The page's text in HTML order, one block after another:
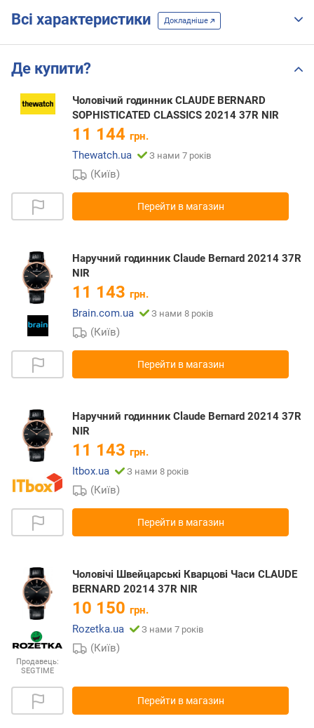
Всі характеристики Докладніше
Де купити?
Чоловічий годинник CLAUDE BERNARD
SOPHISTICATED CLASSICS 20214 37R NIR
11 144 грн.
Thewatch.ua
З нами 7 років
(Київ)
Перейти в магазин
Наручний годинник Claude Bernard 20214 37R
NIR
11 143 грн.
Brain.com.ua
З нами 8 років
(Київ)
Перейти в магазин
Наручний годинник Claude Bernard 20214 37R
NIR
11 143 грн.
Itbox.ua
З нами 8 років
(Київ)
Перейти в магазин
Продавець:
SEGTIME
Чоловічі Швейцарські Кварцові Часи CLAUDE
BERNARD 20214 37R NIR
10 150 грн.
Rozetka.ua
З нами 7 років
(Київ)
Перейти в магазин